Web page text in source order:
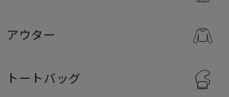
アウター
トートバッグ